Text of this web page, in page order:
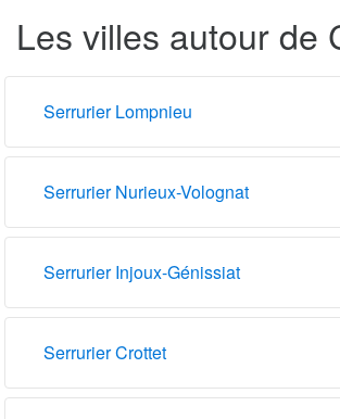
Les villes autour de
Serrurier Lompnieu
Serrurier Nurieux-Volognat
Serrurier Injoux-Génissiat
Serrurier Crottet